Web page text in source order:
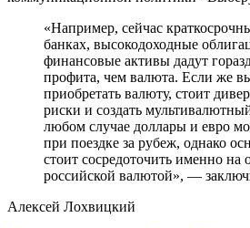
«Например, сейчас
банках, высокодоходные
финансовые активы дадут
профита, чем валюта. Если же
приобретать валюту, стоит
риски и создать
любом случае доллары и евро
при поездке за рубеж, однако
стоит сосредоточить именно на
российской валютой», —
Алексей Лохвицкий